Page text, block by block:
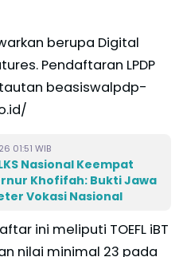
berupa Digital
Pendaftaran LPDP
beasiswalpdp-
01:51 WIB
Nasional Keempat
Khofifah: Bukti Jawa
Vokasi Nasional
ini meliputi TOEFL iBT
nilai minimal 23 pada